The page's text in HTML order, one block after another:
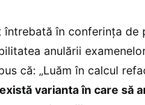
întrebată în conferința de
anulării
că: „Luăm în calcul
varianta în care să